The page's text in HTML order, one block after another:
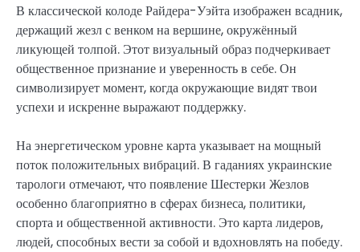
В классической колоде Райдера-Уэйта изображен всадник,
держащий жезл с венком на вершине, окружённый
ликующей толпой. Этот визуальный образ подчеркивает
общественное признание и уверенность в себе. Он
символизирует момент, когда окружающие видят твои
успехи и искренне выражают поддержку.
На энергетическом уровне карта указывает на мощный
поток положительных вибраций. В гаданиях украинские
тарологи отмечают, что появление Шестерки Жезлов
особенно благоприятно в сферах бизнеса, политики,
спорта и общественной активности. Это карта лидеров,
людей, способных вести за собой и вдохновлять на победу.